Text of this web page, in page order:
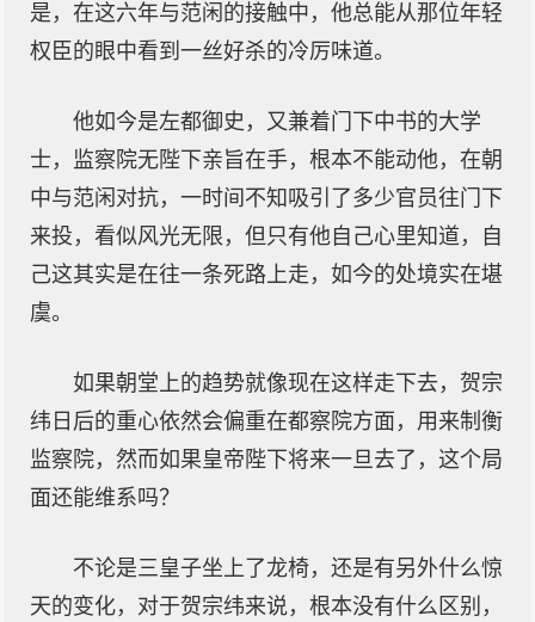
是，在这六年与范闲的接触中，他总能从那位年轻
权臣的眼中看到一丝好杀的冷厉味道。
他如今是左都御史，又兼着门下中书的大学
士，监察院无陛下亲旨在手，根本不能动他，在朝
中与范闲对抗，一时间不知吸引了多少官员往门下
来投，看似风光无限，但只有他自己心里知道，自
己这其实是在往一条死路上走，如今的处境实在堪
虞。
如果朝堂上的趋势就像现在这样走下去，贺宗
纬日后的重心依然会偏重在都察院方面，用来制衡
监察院，然而如果皇帝陛下将来一旦去了，这个局
面还能维系吗？
不论是三皇子坐上了龙椅，还是有另外什么惊
天的变化，对于贺宗纬来说，根本没有什么区别，